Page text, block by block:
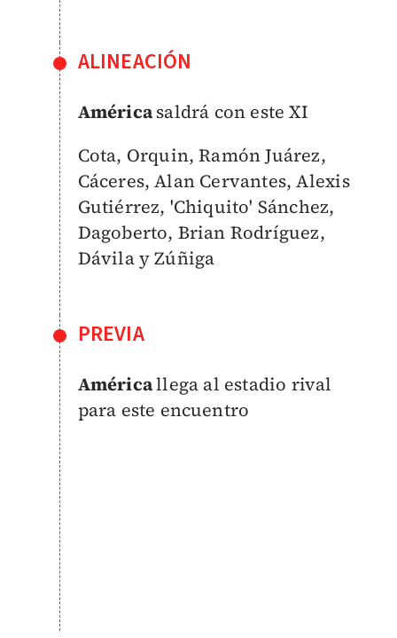
ALINEACIÓN
Américasaldrá con este XI
Cota, Orquin, Ramón Juárez,
Cáceres, Alan Cervantes, Alexis
Gutiérrez, 'Chiquito' Sánchez,
Dagoberto, Brian Rodríguez,
Dávila y Zúñiga
PREVIA
Américallega al estadio rival
para este encuentro